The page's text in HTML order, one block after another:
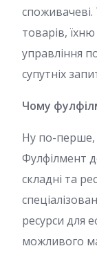
товарів,
управління
супутніх
Чому
Ну по-перше,
Фулфілмент
складні та
ресурси для
можливого